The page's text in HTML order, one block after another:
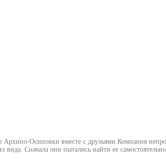
Осиповки вместе с друзьями.Компания
Сначала они пытались найти ее